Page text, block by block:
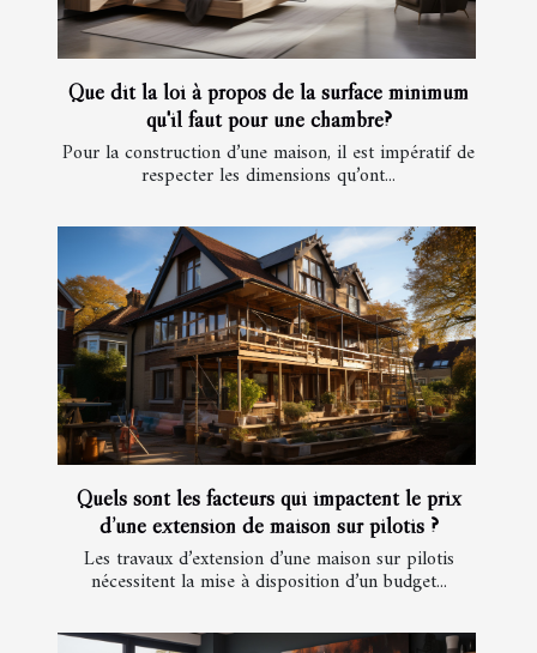
Que dit la loi à propos de la surface minimum
qu'il faut pour une chambre?
Pour la construction d’une maison, il est impératif de
respecter les dimensions qu’ont...
Quels sont les facteurs qui impactent le prix
d’une extension de maison sur pilotis ?
Les travaux d’extension d’une maison sur pilotis
nécessitent la mise à disposition d’un budget...